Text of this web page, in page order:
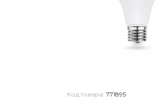
Код товара: 771895